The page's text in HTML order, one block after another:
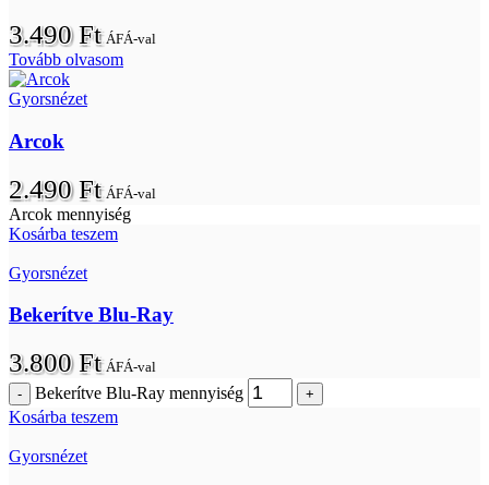
3.490Ft ÁFÁ-val
Tovább olvasom
Gyorsnézet
Arcok
2.490Ft ÁFÁ-val
Arcok mennyiség
Kosárba teszem
Gyorsnézet
Bekerítve Blu-Ray
3.800Ft ÁFÁ-val
Bekerítve Blu-Ray mennyiség
Kosárba teszem
Gyorsnézet